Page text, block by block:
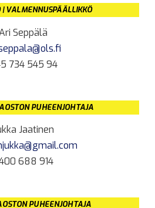
| VALMENNUSPÄÄLLIKKÖ
Seppälä
734 545 94
PUHEENJOHTAJA
Jaatinen
688 914
PUHEENJOHTAJA